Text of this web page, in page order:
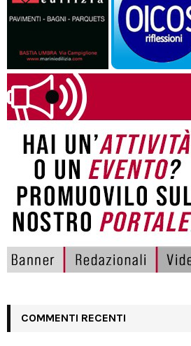
COMMENTI RECENTI